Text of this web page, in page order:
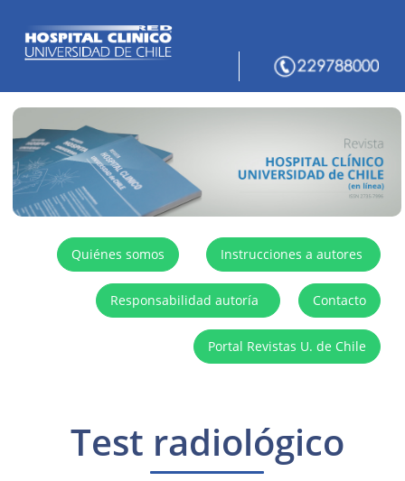
Quiénes somos Instrucciones a autores
Responsabilidad autoría Contacto
Portal Revistas U. de Chile
Test radiológico